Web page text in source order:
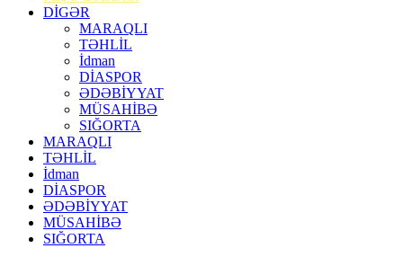
DİGƏR
MARAQLI
TƏHLİL
İdman
DİASPOR
ƏDƏBİYYAT
MÜSAHİBƏ
SIĞORTA
MARAQLI
TƏHLİL
İdman
DİASPOR
ƏDƏBİYYAT
MÜSAHİBƏ
SIĞORTA